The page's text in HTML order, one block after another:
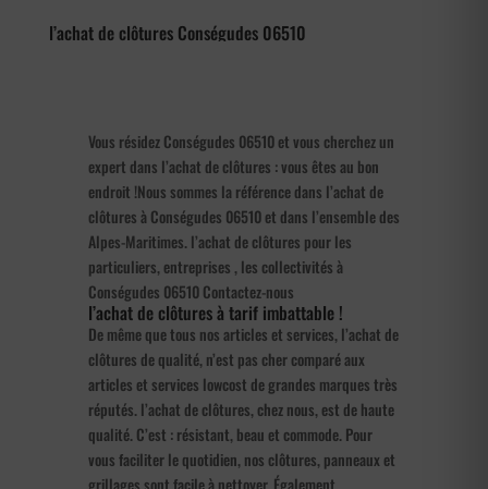
l’achat de clôtures Conségudes 06510
Vous résidez Conségudes 06510 et vous cherchez un
expert dans l’achat de clôtures : vous êtes au bon
endroit !Nous sommes la référence dans l’achat de
clôtures à Conségudes 06510 et dans l’ensemble des
Alpes-Maritimes. l’achat de clôtures pour les
particuliers, entreprises , les collectivités à
Conségudes 06510 Contactez-nous
l’achat de clôtures à tarif imbattable !
De même que tous nos articles et services, l’achat de
clôtures de qualité, n’est pas cher comparé aux
articles et services lowcost de grandes marques très
réputés. l’achat de clôtures, chez nous, est de haute
qualité. C’est : résistant, beau et commode. Pour
vous faciliter le quotidien, nos clôtures, panneaux et
grillages sont facile à nettoyer. Également,